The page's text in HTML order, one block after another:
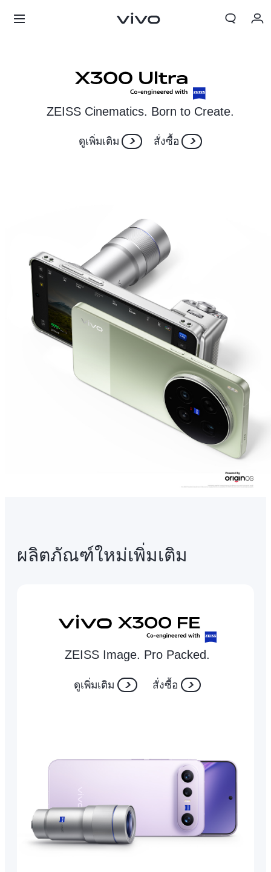
ประเทศไทย | เลือกประเทศ/ภูมิภาค
ลงชื่อเข้าใช้/ลงทะเบียน
ZEISS Cinematics. Born to Create.
ดูเพิ่มเติม สั่งซื้อ
ผลิตภัณฑ์ใหม่เพิ่มเติม
ZEISS Image. Pro Packed.
ดูเพิ่มเติม สั่งซื้อ